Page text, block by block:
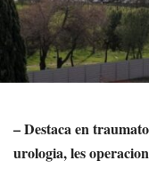
– Destaca en
urologia, les